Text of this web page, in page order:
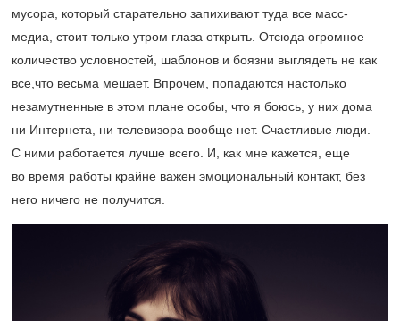
мусора, который старательно запихивают туда все масс-
медиа, стоит только утром глаза открыть. Отсюда огромное
количество условностей, шаблонов и боязни выглядеть не как
все,что весьма мешает. Впрочем, попадаются настолько
незамутненные в этом плане особы, что я боюсь, у них дома
ни Интернета, ни телевизора вообще нет. Счастливые люди.
С ними работается лучше всего. И, как мне кажется, еще
во время работы крайне важен эмоциональный контакт, без
него ничего не получится.